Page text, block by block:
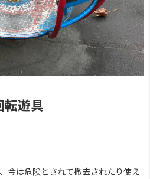
転遊具
今は危険とされて撤去されたり使え